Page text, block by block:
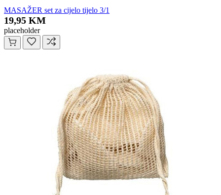
MASAŽER set za cijelo tijelo 3/1
19,95 KM
placeholder